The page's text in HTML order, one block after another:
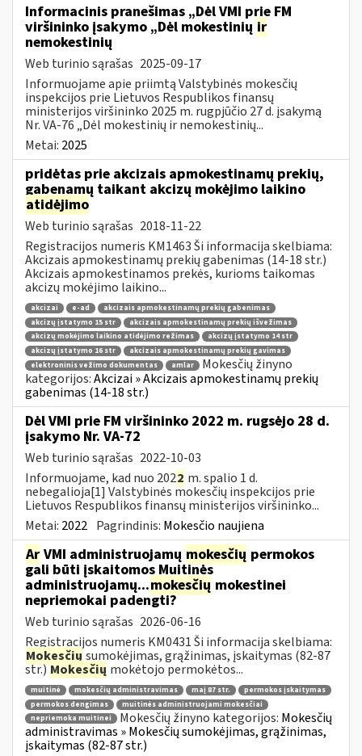
Informacinis pranešimas „Dėl VMI prie FM
viršininko įsakymo „Dėl mokestinių ir
nemokestinių
Web turinio sąrašas 2025-09-17
Informuojame apie priimtą Valstybinės mokesčių
inspekcijos prie Lietuvos Respublikos finansų
ministerijos viršininko 2025 m. rugpjūčio 27 d. įsakymą
Nr. VA-76 „Dėl mokestinių ir nemokestinių...
Metai: 2025
pridėtas prie akcizais apmokestinamų prekių,
gabenamų taikant akcizų mokėjimo laikino
atidėjimo
Web turinio sąrašas 2018-11-22
Registracijos numeris KM1463 Ši informacija skelbiama:
Akcizais apmokestinamų prekių gabenimas (14-18 str.)
Akcizais apmokestinamos prekės, kurioms taikomas
akcizų mokėjimo laikino...
akcizai e-ad
akcizais apmokestinamų prekių gabenimas
akcizų įstatymo 15 str
akcizais apmokestinamų prekių išvežimas
akcizų mokėjimo laikino atidėjimo režimas
akcizų įstatymo 14 str
akcizų įstatymo 16 str
akcizais apmokestinamų prekių gavimas
elektroninis vežimo dokumentas
amlar
Mokesčių žinyno
kategorijos:Akcizai » Akcizais apmokestinamų prekių
gabenimas (14-18 str.)
Dėl VMI prie FM viršininko 2022 m. rugsėjo 28 d.
įsakymo Nr. VA-72
Web turinio sąrašas 2022-10-03
Informuojame, kad nuo 2022 m. spalio 1 d.
nebegalioja[1] Valstybinės mokesčių inspekcijos prie
Lietuvos Respublikos finansų ministerijos viršininko...
Metai: 2022 Pagrindinis: Mokesčio naujiena
Ar VMI administruojamų mokesčių permokos
gali būti įskaitomos Muitinės
administruojamų...mokesčių mokestinei
nepriemokai padengti?
Web turinio sąrašas 2026-06-16
Registracijos numeris KM0431 Ši informacija skelbiama:
Mokesčių sumokėjimas, grąžinimas, įskaitymas (82-87
str.)Mokesčių mokėtojo permokėtos...
muitinė mokesčių administravimas maį 87 str.
permokos įskaitymas
permokos dengimas
muitinės administruojami mokesčiai
nepriemoka muitinei
Mokesčių žinyno kategorijos: Mokesčių
administravimas » Mokesčių sumokėjimas, grąžinimas,
įskaitymas (82-87 str.)